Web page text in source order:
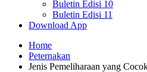
Buletin Edisi 10
Buletin Edisi 11
Download App
Home
Peternakan
Jenis Pemeliharaan yang